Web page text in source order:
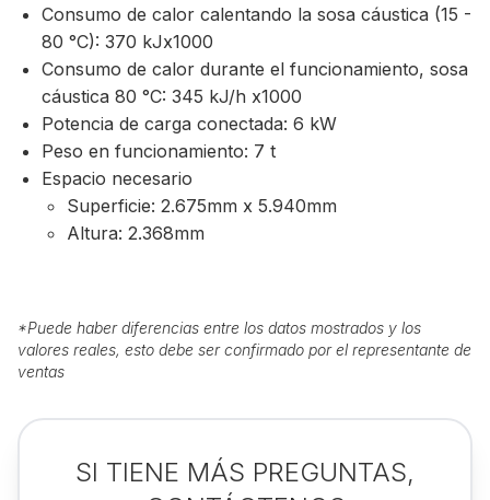
Consumo de calor calentando la sosa cáustica (15 -
80 °C): 370 kJx1000
Consumo de calor durante el funcionamiento, sosa
cáustica 80 °C: 345 kJ/h x1000
Potencia de carga conectada: 6 kW
Peso en funcionamiento: 7 t
Espacio necesario
Superficie: 2.675mm x 5.940mm
Altura: 2.368mm
*Puede haber diferencias entre los datos mostrados y los
valores reales, esto debe ser confirmado por el representante de
ventas
SI TIENE MÁS PREGUNTAS,